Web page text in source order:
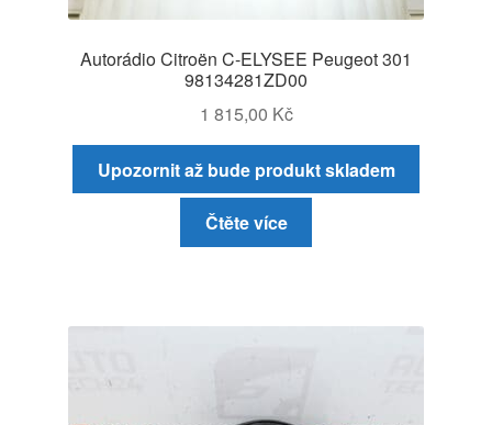
Autorádio Citroën C-ELYSEE Peugeot 301
98134281ZD00
1 815,00 Kč
Upozornit až bude produkt skladem
Čtěte více